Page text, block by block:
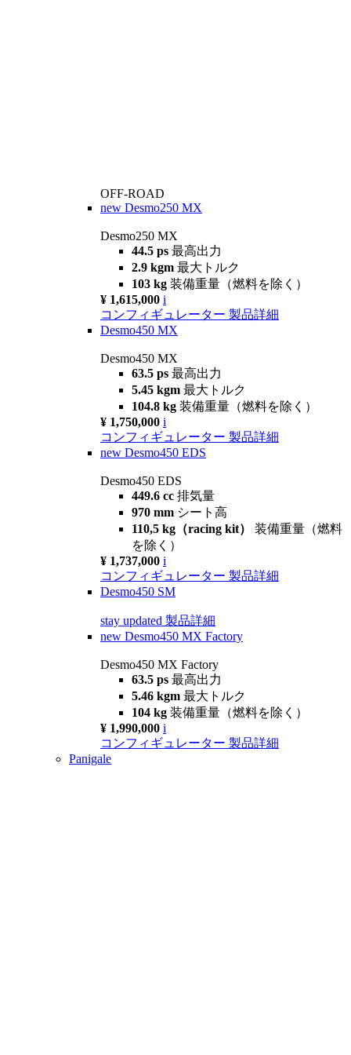
OFF-ROAD
new Desmo250 MX
Desmo250 MX
44.5 ps 最高出力
2.9 kgm 最大トルク
103 kg 装備重量（燃料を除く）
¥ 1,615,000 i
コンフィギュレーター 製品詳細
Desmo450 MX
Desmo450 MX
63.5 ps 最高出力
5.45 kgm 最大トルク
104.8 kg 装備重量（燃料を除く）
¥ 1,750,000 i
コンフィギュレーター 製品詳細
new Desmo450 EDS
Desmo450 EDS
449.6 cc 排気量
970 mm シート高
110,5 kg（racing kit） 装備重量（燃料
を除く）
¥ 1,737,000 i
コンフィギュレーター 製品詳細
Desmo450 SM
stay updated 製品詳細
new Desmo450 MX Factory
Desmo450 MX Factory
63.5 ps 最高出力
5.46 kgm 最大トルク
104 kg 装備重量（燃料を除く）
¥ 1,990,000 i
コンフィギュレーター 製品詳細
Panigale